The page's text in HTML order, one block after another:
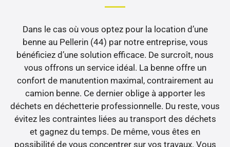
Dans le cas où vous optez pour la location d’une
benne au Pellerin (44) par notre entreprise, vous
bénéficiez d’une solution efficace. De surcroît, nous
vous offrons un service idéal. La benne offre un
confort de manutention maximal, contrairement au
camion benne. Ce dernier oblige à apporter les
déchets en déchetterie professionnelle. Du reste, vous
évitez les contraintes liées au transport des déchets
et gagnez du temps. De même, vous êtes en
possibilité de vous concentrer sur vos travaux. Vous